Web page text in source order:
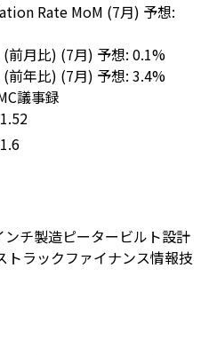
Rate MoM (7月) 予想:
(前月比) (7月) 予想: 0.1%
(前年比) (7月) 予想: 3.4%
議事録
ンチ製造ピータービルト設計
トラックファイナンス情報技